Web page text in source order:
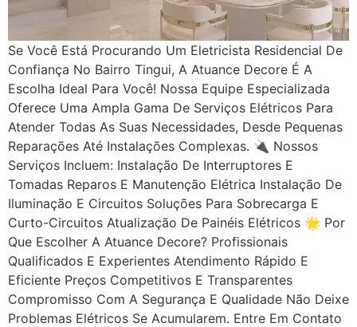
Se Você Está Procurando Um Eletricista Residencial De
Confiança No Bairro Tingui, A Atuance Decore É A
Escolha Ideal Para Você! Nossa Equipe Especializada
Oferece Uma Ampla Gama De Serviços Elétricos Para
Atender Todas As Suas Necessidades, Desde Pequenas
Reparações Até Instalações Complexas. 🔌 Nossos
Serviços Incluem: Instalação De Interruptores E
Tomadas Reparos E Manutenção Elétrica Instalação De
Iluminação E Circuitos Soluções Para Sobrecarga E
Curto-Circuitos Atualização De Painéis Elétricos 🌟 Por
Que Escolher A Atuance Decore? Profissionais
Qualificados E Experientes Atendimento Rápido E
Eficiente Preços Competitivos E Transparentes
Compromisso Com A Segurança E Qualidade Não Deixe
Problemas Elétricos Se Acumularem. Entre Em Contato